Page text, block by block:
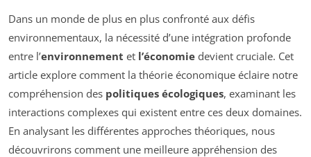
Dans un monde de plus en plus confronté aux défis
environnementaux, la nécessité d’une intégration profonde
entre l’environnement et l’économie devient cruciale. Cet
article explore comment la théorie économique éclaire notre
compréhension des politiques écologiques, examinant les
interactions complexes qui existent entre ces deux domaines.
En analysant les différentes approches théoriques, nous
découvrirons comment une meilleure appréhension des